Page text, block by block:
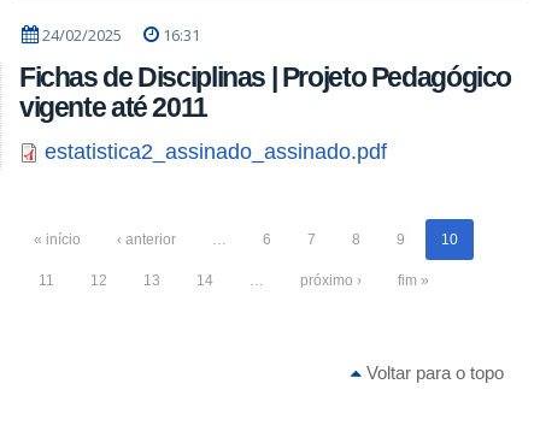
24/02/2025 16:31
Fichas de Disciplinas | Projeto Pedagógico
vigente até 2011
estatistica2_assinado_assinado.pdf
« início ‹ anterior … 6 7 8 9 10
11 12 13 14 … próximo › fim »
Voltar para o topo